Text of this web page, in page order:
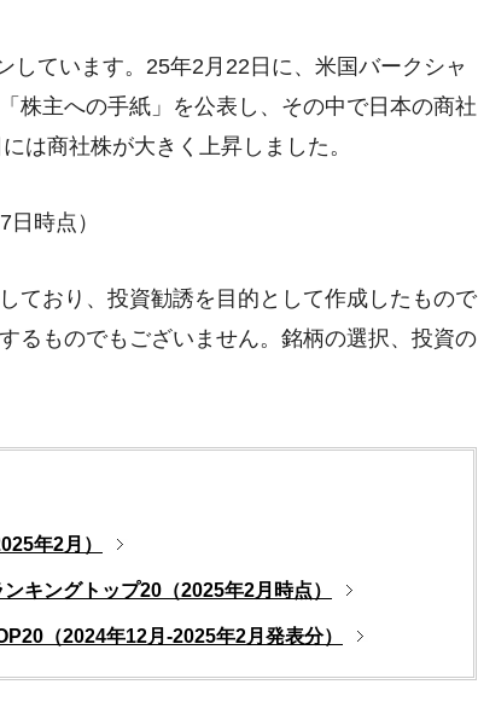
ています。25年2月22日に、米国バークシャ
株主への手紙」を公表し、その中で日本の商社
は商社株が大きく上昇しました。
時点）
ており、投資勧誘を目的として作成したもので
るものでもございません。銘柄の選択、投資の
年2月）
ングトップ20（2025年2月時点）
（2024年12月-2025年2月発表分）